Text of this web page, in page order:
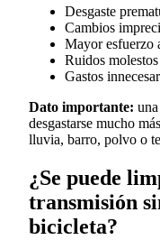
Desgaste
Cambios
Mayor esfuerzo
Ruidos
Gastos
Dato importante:
desgastarse mucho
lluvia, barro, polvo o
¿Se puede
transmisión
bicicleta?